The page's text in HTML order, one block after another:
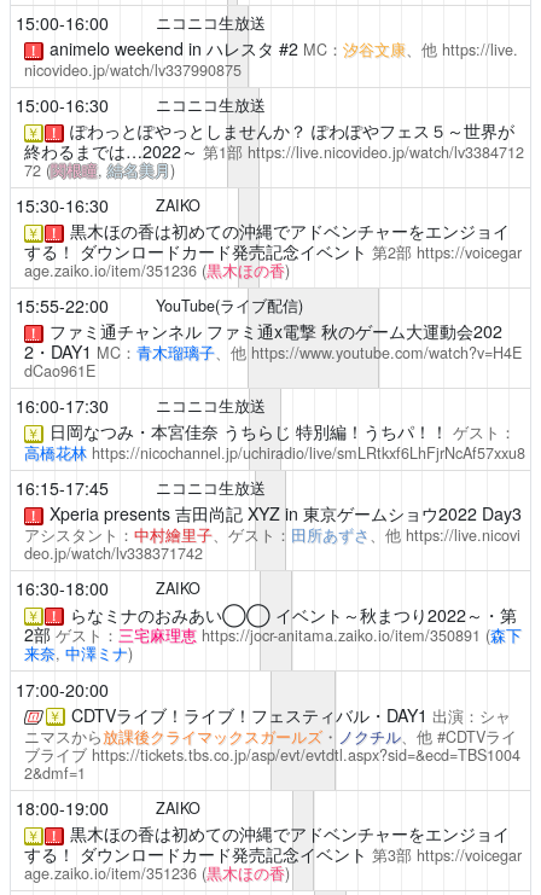
15:00-16:00 ニコニコ生放送
！ animelo weekend in ハレスタ #2 MC： 汐谷文康、他 https://live.
nicovideo.jp/watch/lv337990875
15:00-16:30 ニコニコ生放送
￥ ！ ぽわっとぽやっとしませんか？ ぽわぽやフェス５～世界が
終わるまでは…2022～ 第1部 https://live.nicovideo.jp/watch/lv3384712
72 (関根瞳,結名美月)
15:30-16:30 ZAIKO
￥ ！
黒木ほの香は初めての沖縄でアドベンチャーをエンジョイ
する！ ダウンロードカード発売記念イベント 第2部 https://voicegar
age.zaiko.io/item/351236 (黒木ほの香)
15:55-22:00 YouTube(ライブ配信)
！ ファミ通チャンネルファミ通x電撃 秋のゲーム大運動会202
2・DAY1 MC： 青木瑠璃子、他 https://www.youtube.com/watch?v=H4E
dCao961E
16:00-17:30 ニコニコ生放送
￥ 日岡なつみ・本宮佳奈 うちらじ 特別編！うちパ！！ ゲスト：
高橋花林 https://nicochannel.jp/uchiradio/live/smLRtkxf6LhFjrNcAf57xxu8
16:15-17:45 ニコニコ生放送
！ Xperia presents 吉田尚記 XYZin 東京ゲームショウ2022 Day3
アシスタント： 中村繪里子、ゲスト： 田所あずさ、他 https://live.nicovi
deo.jp/watch/lv338371742
16:30-18:00 ZAIKO
￥ ！ らなミナのおみあい◯◯イベント～秋まつり2022～・第
2部 ゲスト： 三宅麻理恵 https://jocr-anitama.zaiko.io/item/350891 (森下
来奈, 中澤ミナ)
17:00-20:00
￥ CDTVライブ！ライブ！フェスティバル・DAY1 出演：シャ
ニマスから放課後クライマックスガールズ・ ノクチル、他 #CDTVライ
ブライブ https://tickets.tbs.co.jp/asp/evt/evtdtl.aspx?sid=&ecd=TBS1004
2&dmf=1
18:00-19:00 ZAIKO
￥ ！
黒木ほの香は初めての沖縄でアドベンチャーをエンジョイ
する！ ダウンロードカード発売記念イベント 第3部 https://voicegar
age.zaiko.io/item/351236 (黒木ほの香)